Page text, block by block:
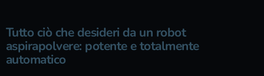
Tutto ciò che desideri da un robot
aspirapolvere: potente e totalmente
automatico